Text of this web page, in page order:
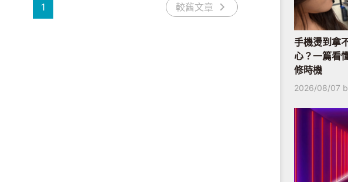
1 較舊文章
手機燙到拿
心？一篇看
修時機
2026/08/07